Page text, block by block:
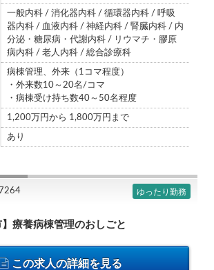
一般内科 / 消化器内科 / 循環器内科 / 呼吸
器内科 / 血液内科 / 神経内科 / 腎臓内科 / 内
分泌・糖尿病・代謝内科 / リウマチ・膠原
病内科 / 老人内科 / 総合診療科
病棟管理、外来（1コマ程度）
・外来数10～20名/コマ
・病棟受け持ち数40～50名程度
1,200万円から 1,800万円まで
あり
ゆったり勤務
】療養病棟管理のおしごと
この求人の詳細を見る